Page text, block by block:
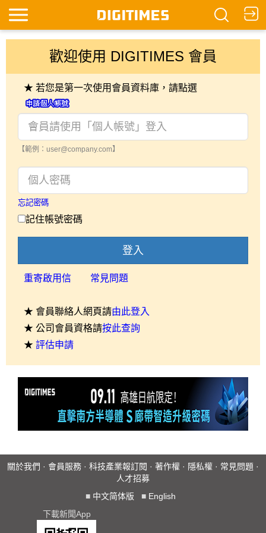
歡迎使用 DIGITIMES 會員
★ 若您是第一次使用會員資料庫，請點選
【範例：user@company.com】
忘記密碼
記住帳號密碼
登入
重寄啟用信 常見問題
★ 會員聯絡人網頁請由此登入
★ 公司會員資格請按此查詢
★ 評估申請
關於我們 · 會員服務 · 科技產業報訂閱 · 著作權 · 隱私權 · 常見問題 ·
人才招募
■ 中文简体版 ■ English
下載新聞App